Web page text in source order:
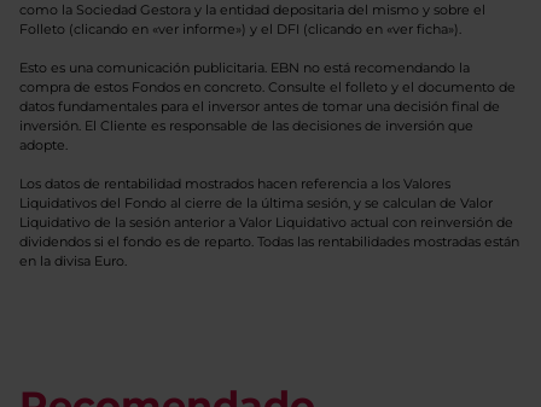
como la Sociedad Gestora y la entidad depositaria del mismo y sobre el
Folleto (clicando en «ver informe») y el DFI (clicando en «ver ficha»).
Esto es una comunicación publicitaria. EBN no está recomendando la
compra de estos Fondos en concreto. Consulte el folleto y el documento de
datos fundamentales para el inversor antes de tomar una decisión final de
inversión. El Cliente es responsable de las decisiones de inversión que
adopte.
Los datos de rentabilidad mostrados hacen referencia a los Valores
Liquidativos del Fondo al cierre de la última sesión, y se calculan de Valor
Liquidativo de la sesión anterior a Valor Liquidativo actual con reinversión de
dividendos si el fondo es de reparto. Todas las rentabilidades mostradas están
en la divisa Euro.